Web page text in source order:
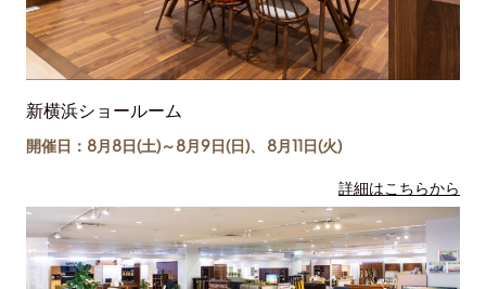
新横浜ショールーム
開催日：8月8日(土)～8月9日(日)、 8月11日(火)
詳細はこちらから